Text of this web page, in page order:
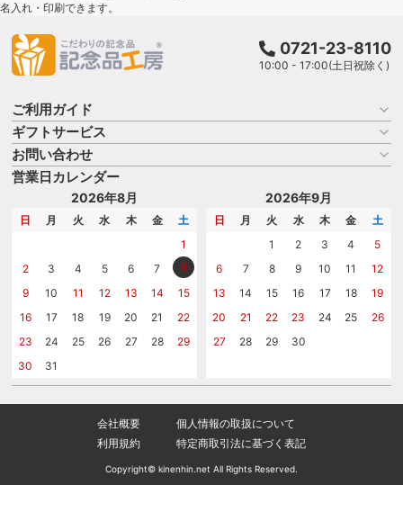
名入れ・印刷できます。
0721-23-8110
10:00 - 17:00(土日祝除く)
ご利用ガイド
お買い物ガイド
よくある質問
はじめての記念品選び
記念品工房の使い方
ギフトサービス
名入れについて
のし
メッセージカード
お問い合わせ
商品選びを相談する
名入れについて相談する
カタログを請求する
営業日カレンダー
2026年8月
日 月 火 水 木 金
土
1
2
3 4 5 6 7
8
9
10 11 12 13 14
15
16
17 18 19 20 21
22
23
24 25 26 27 28
29
30
31
2026年9月
日 月 火 水 木 金
土
1
2 3 4
5
6
7 8 9 10 11
12
13
14 15 16 17 18
19
20
21 22 23 24 25
26
27
28 29 30
会社概要
個人情報の取扱について
利用規約
特定商取引法に基づく表記
Copyright© kinenhin.net All Rights Reserved.